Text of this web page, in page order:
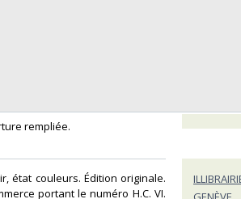
rempliée.
état couleurs. Édition originale.
portant le numéro H.C. VI.